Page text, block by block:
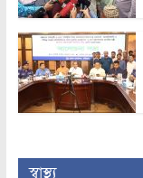
স্বাস্থ্য